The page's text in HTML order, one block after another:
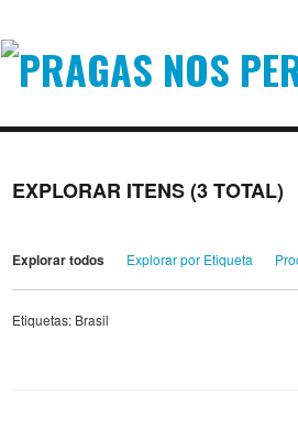
EXPLORAR ITENS (3 TOTAL)
Explorar todos Explorar por Etiqueta
Etiquetas: Brasil